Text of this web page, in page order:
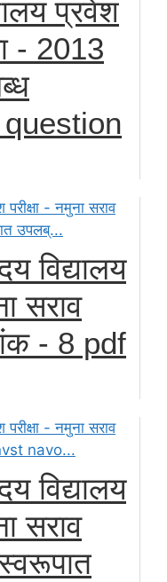
प्रवेश
- 2013
विद्यालय
सराव
- 8 pdf
विद्यालय
सराव